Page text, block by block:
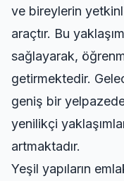
ve bireylerin
araçtır. Bu
sağlayarak,
getirmektedir.
geniş bir
yenilikçi
artmaktadır.
Yeşil yapıların